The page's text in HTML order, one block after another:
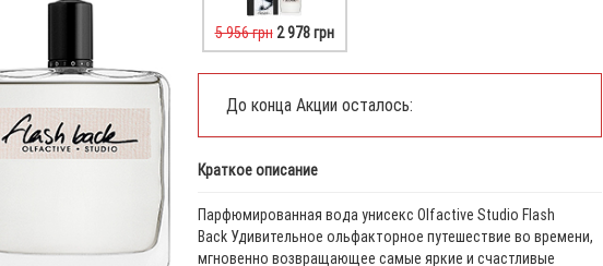
5 956 грн 2 978 грн
До конца Акции осталось:
Краткое описание
Парфюмированная вода унисекс Olfactive Studio Flash
Back Удивительное ольфакторное путешествие во времени,
мгновенно возвращающее самые яркие и счастливые